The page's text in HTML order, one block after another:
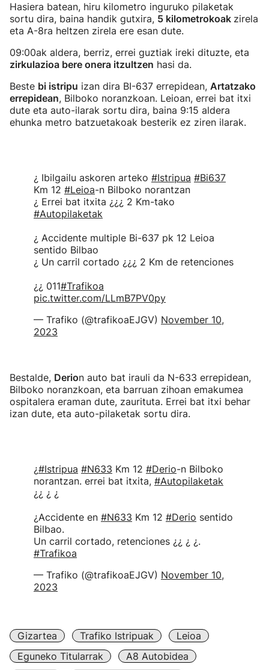
Hasiera batean, hiru kilometro inguruko pilaketak
sortu dira, baina handik gutxira, 5 kilometrokoak zirela
eta A-8ra heltzen zirela ere esan dute.
09:00ak aldera, berriz, errei guztiak ireki dituzte, eta
zirkulazioa bere onera itzultzen hasi da.
Beste bi istripu izan dira BI-637 errepidean, Artatzako
errepidean, Bilboko noranzkoan. Leioan, errei bat itxi
dute eta auto-ilarak sortu dira, baina 9:15 aldera
ehunka metro batzuetakoak besterik ez ziren ilarak.
¿ Ibilgailu askoren arteko #Istripua #Bi637
Km 12 #Leioa-n Bilboko norantzan
¿ Errei bat itxita ¿¿¿ 2 Km-tako
#Autopilaketak
¿ Accidente multiple Bi-637 pk 12 Leioa
sentido Bilbao
¿ Un carril cortado ¿¿¿ 2 Km de retenciones
¿¿ 011#Trafikoa
pic.twitter.com/LLmB7PV0py
— Trafiko (@trafikoaEJGV) November 10,
2023
Bestalde, Derion auto bat irauli da N-633 errepidean,
Bilboko noranzkoan, eta barruan zihoan emakumea
ospitalera eraman dute, zaurituta. Errei bat itxi behar
izan dute, eta auto-pilaketak sortu dira.
¿#Istripua #N633 Km 12 #Derio-n Bilboko
norantzan. errei bat itxita, #Autopilaketak
¿¿ ¿ ¿
¿Accidente en #N633 Km 12 #Derio sentido
Bilbao.
Un carril cortado, retenciones ¿¿ ¿ ¿.
#Trafikoa
— Trafiko (@trafikoaEJGV) November 10,
2023
Gizartea Trafiko Istripuak
Leioa
Eguneko Titularrak
A8 Autobidea